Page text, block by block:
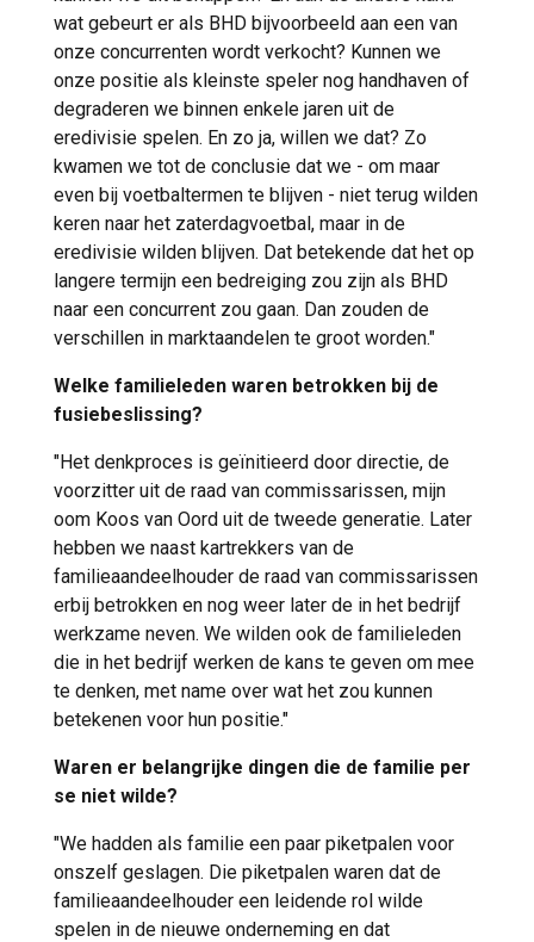
wat gebeurt er als BHD bijvoorbeeld aan een van
onze concurrenten wordt verkocht? Kunnen we
onze positie als kleinste speler nog handhaven of
degraderen we binnen enkele jaren uit de
eredivisie spelen. En zo ja, willen we dat? Zo
kwamen we tot de conclusie dat we - om maar
even bij voetbaltermen te blijven - niet terug wilden
keren naar het zaterdagvoetbal, maar in de
eredivisie wilden blijven. Dat betekende dat het op
langere termijn een bedreiging zou zijn als BHD
naar een concurrent zou gaan. Dan zouden de
verschillen in marktaandelen te groot worden."
Welke familieleden waren betrokken bij de
fusiebeslissing?
"Het denkproces is geïnitieerd door directie, de
voorzitter uit de raad van commissarissen, mijn
oom Koos van Oord uit de tweede generatie. Later
hebben we naast kartrekkers van de
familieaandeelhouder de raad van commissarissen
erbij betrokken en nog weer later de in het bedrijf
werkzame neven. We wilden ook de familieleden
die in het bedrijf werken de kans te geven om mee
te denken, met name over wat het zou kunnen
betekenen voor hun positie."
Waren er belangrijke dingen die de familie per
se niet wilde?
"We hadden als familie een paar piketpalen voor
onszelf geslagen. Die piketpalen waren dat de
familieaandeelhouder een leidende rol wilde
spelen in de nieuwe onderneming en dat